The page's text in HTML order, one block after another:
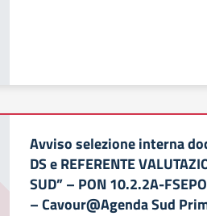
Avviso selezione interna
DS e REFERENTE
SUD” – PON 10.2.2A-
– Cavour@Agenda Sud